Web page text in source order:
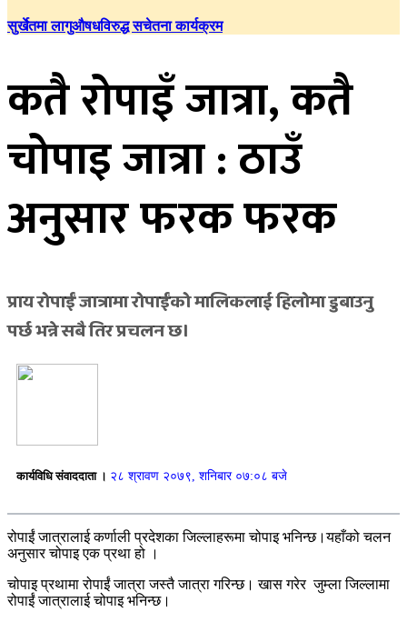
सुर्खेतमा लागुऔषधविरुद्ध सचेतना कार्यक्रम
कतै रोपाइँ जात्रा, कतै
चोपाइ जात्रा : ठाउँ
अनुसार फरक फरक
प्राय रोपाईं जात्रामा रोपाईंको मालिकलाई हिलोमा डुबाउनु
पर्छ भन्ने सबै तिर प्रचलन छ।
कार्यविधि संवाददाता । २८ श्रावण २०७९, शनिबार ०७:०८ बजे
रोपाईं जात्रालाई कर्णाली प्रदेशका जिल्लाहरूमा चोपाइ भनिन्छ।यहाँको चलन
अनुसार चोपाइ एक प्रथा हो ।
चोपाइ प्रथामा रोपाईं जात्रा जस्तै जात्रा गरिन्छ। खास गरेर जुम्ला जिल्लामा
रोपाईं जात्रालाई चोपाइ भनिन्छ।